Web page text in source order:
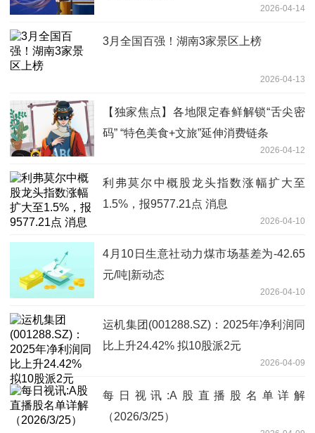
2026-04-14
3月全国百强！湖南3家景区上榜
2026-04-13
【独家焦点】各地限定春鲜解锁“舌尖密
码” “特色美食+文旅”延伸消费链条
2026-04-12
利弗莫尔中概股龙头指数涨幅扩大至
1.5%，报9577.21点 消息
2026-04-10
4月10日生意社动力煤市场基差为-42.65
元/吨|新动态
2026-04-10
运机集团(001288.SZ)：2025年净利润同
比上升24.42% 拟10股派2元
2026-04-09
每日视讯:A股直播股名单详解
（2026/3/25）